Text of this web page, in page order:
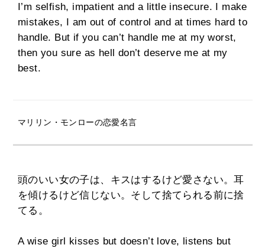
I’m selfish, impatient and a little insecure. I make
mistakes, I am out of control and at times hard to
handle. But if you can’t handle me at my worst,
then you sure as hell don’t deserve me at my
best.
マリリン・モンローの恋愛名言
頭のいい女の子は、キスはするけど愛さない。耳
を傾けるけど信じない。そして捨てられる前に捨
てる。
A wise girl kisses but doesn’t love, listens but